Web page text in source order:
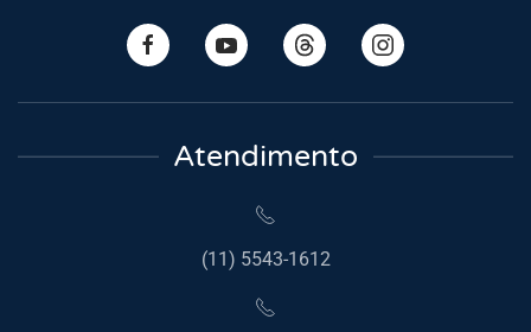
Atendimento
(11) 5543-1612